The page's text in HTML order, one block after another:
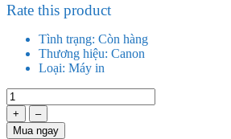
Rate this product
Tình trạng: Còn hàng
Thương hiệu: Canon
Loại: Máy in
+
–
Mua ngay